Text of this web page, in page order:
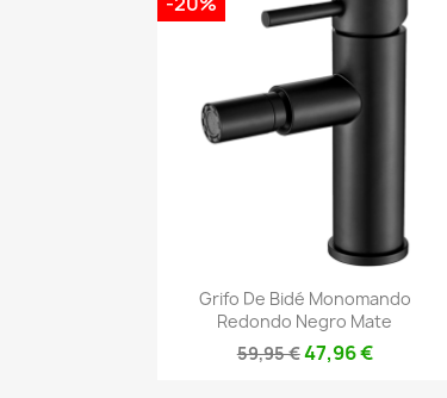
Vista rápida
Grifo De Bidé Monomando
Redondo Negro Mate
59,95 €47,96 €